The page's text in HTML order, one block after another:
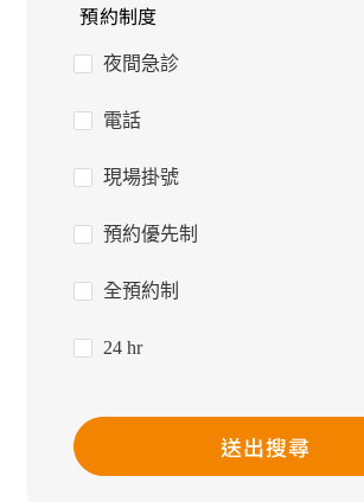
預約制度
夜間急診
電話
現場掛號
預約優先制
全預約制
24 hr
送出搜尋